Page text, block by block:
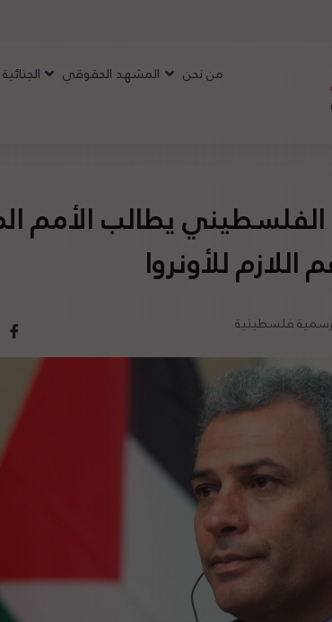
من نحن المشهد الحقوقي
الفلسطيني يطالب الأمم
للأونروا
رسمية فلسطينية